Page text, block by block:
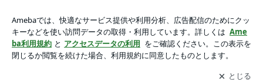
アプリをダウンロードして ブログの更新通知
を受け取りまし
ょう。
開く